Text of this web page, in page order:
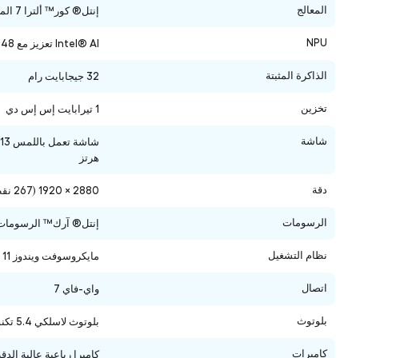
المعالج إنتل® كور™ ألترا 7 المعالج
NPU Intel® AI تعزيز مع 48 TOPS
الذاكرة المثبتة 32 جيجابايت رام
تخزين 1 تيرابايت إس إس دي
شاشة
هرتز
دقة 2880 × 1920 (267 نقطة في البوصة)
الرسومات إنتل® آرك™
نظام التشغيل مايكروسوفت ويندوز 11 بروفيشنالمثبتة مسبقا)
اتصال واي-فاي 7
بلوتوث بلوتوث لاسلكي 5.4 تكنولوجيا
كاميرات